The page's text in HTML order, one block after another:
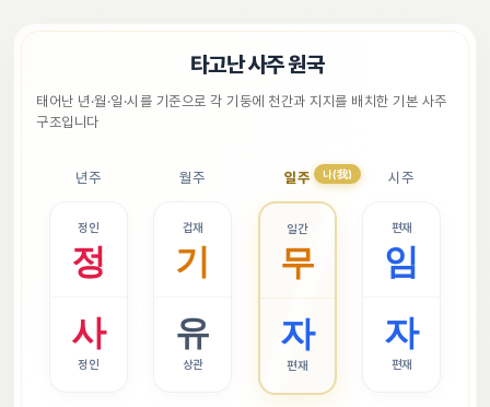
타고난 사주 원국
태어난 년·월·일·시를 기준으로 각 기둥에 천간과 지지를 배치한 기본 사주
구조입니다
시주
편재
임
자
편재
일주
일간
무
자
편재
나(我)
월주
겁재
기
유
상관
년주
정인
정
사
정인